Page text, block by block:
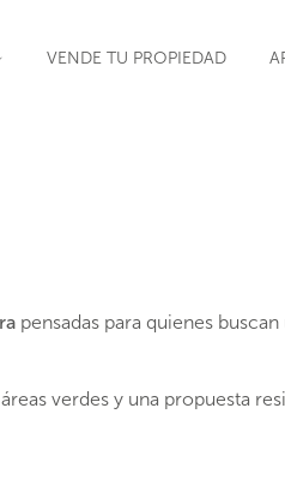
VENDE TU PROPIEDAD
pensadas para quienes
verdes y una propuesta